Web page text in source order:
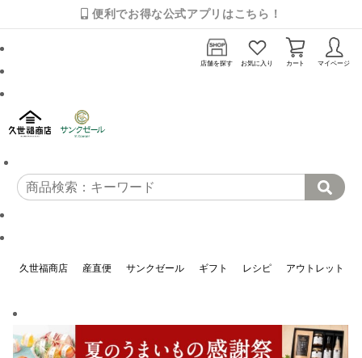
便利でお得な公式アプリはこちら！
店舗を探す お気に入り カート マイページ
久世福商店 産直便 サンクゼール ギフト レシピ アウトレット